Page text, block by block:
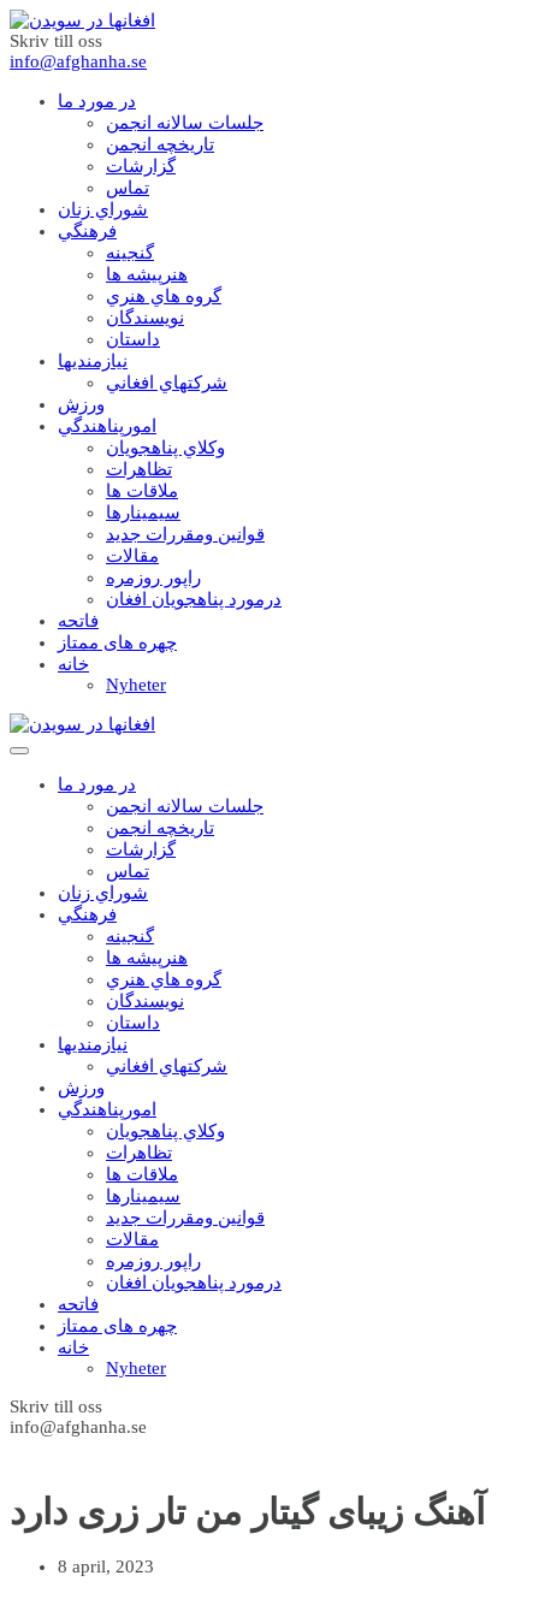
Skriv till oss
info@afghanha.se
در مورد ما
جلسات سالانه انجمن
تاریخچه انجمن
گزارشات
تماس
شوراي زنان
فرهنگي
گنجينه
هنرپيشه ها
گروه هاي هنري
نويسندگان
داستان
نيازمنديها
شرکتهاي افغاني
ورزش
امورپناهندگي
وکلاي پناهجويان
تظاهرات
ملاقات ها
سيمينارها
قوانين ومقررات جديد
مقالات
راپور روزمره
درمورد پناهجويان افغان
فاتحه
چهره های ممتاز
خانه
Nyheter
در مورد ما
جلسات سالانه انجمن
تاریخچه انجمن
گزارشات
تماس
شوراي زنان
فرهنگي
گنجينه
هنرپيشه ها
گروه هاي هنري
نويسندگان
داستان
نيازمنديها
شرکتهاي افغاني
ورزش
امورپناهندگي
وکلاي پناهجويان
تظاهرات
ملاقات ها
سيمينارها
قوانين ومقررات جديد
مقالات
راپور روزمره
درمورد پناهجويان افغان
فاتحه
چهره های ممتاز
خانه
Nyheter
Skriv till oss
info@afghanha.se
آهنگ زیبای گیتار من تار زری دارد
8 april, 2023